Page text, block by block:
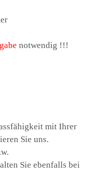
notwendig !!!
mit Ihrer
Sie uns.
Sie ebenfalls bei